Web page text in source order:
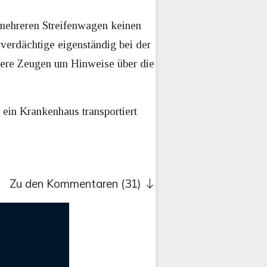
Streifenwagen keinen
eigenständig bei der
Zeugen um Hinweise über die
Krankenhaus transportiert
Zu den Kommentaren (31)